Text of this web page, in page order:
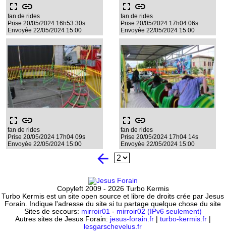
fullscreen link
fan de rides
Prise 20/05/2024 16h53 30s
Envoyée 22/05/2024 15:00
fullscreen link
fan de rides
Prise 20/05/2024 17h04 06s
Envoyée 22/05/2024 15:00
fullscreen link
fan de rides
Prise 20/05/2024 17h04 09s
Envoyée 22/05/2024 15:00
fullscreen link
fan de rides
Prise 20/05/2024 17h04 14s
Envoyée 22/05/2024 15:00
arrow_back
Copyleft 2009 - 2026 Turbo Kermis
Turbo Kermis est un site open source et libre de droits crée par Jesus
Forain. Indique l'adresse du site si tu partage quelque chose du site
Sites de secours: mirroir01- mirroir02 (IPv6 seulement)
Autres sites de Jesus Forain: jesus-forain.fr| turbo-kermis.fr|
lesgarschevelus.fr